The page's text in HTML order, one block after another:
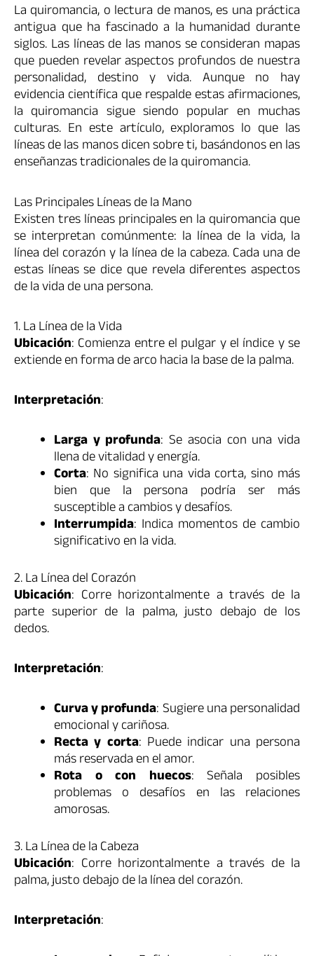
La quiromancia, o lectura de manos, es una práctica
antigua que ha fascinado a la humanidad durante
siglos. Las líneas de las manos se consideran mapas
que pueden revelar aspectos profundos de nuestra
personalidad, destino y vida. Aunque no hay
evidencia científica que respalde estas afirmaciones,
la quiromancia sigue siendo popular en muchas
culturas. En este artículo, exploramos lo que las
líneas de las manos dicen sobre ti, basándonos en las
enseñanzas tradicionales de la quiromancia.
Las Principales Líneas de la Mano
Existen tres líneas principales en la quiromancia que
se interpretan comúnmente: la línea de la vida, la
línea del corazón y la línea de la cabeza. Cada una de
estas líneas se dice que revela diferentes aspectos
de la vida de una persona.
1. La Línea de la Vida
Ubicación: Comienza entre el pulgar y el índice y se
extiende en forma de arco hacia la base de la palma.
Interpretación:
Larga y profunda: Se asocia con una vida
llena de vitalidad y energía.
Corta: No significa una vida corta, sino más
bien que la persona podría ser más
susceptible a cambios y desafíos.
Interrumpida: Indica momentos de cambio
significativo en la vida.
2. La Línea del Corazón
Ubicación: Corre horizontalmente a través de la
parte superior de la palma, justo debajo de los
dedos.
Interpretación:
Curva y profunda: Sugiere una personalidad
emocional y cariñosa.
Recta y corta: Puede indicar una persona
más reservada en el amor.
Rota o con huecos: Señala posibles
problemas o desafíos en las relaciones
amorosas.
3. La Línea de la Cabeza
Ubicación: Corre horizontalmente a través de la
palma, justo debajo de la línea del corazón.
Interpretación: